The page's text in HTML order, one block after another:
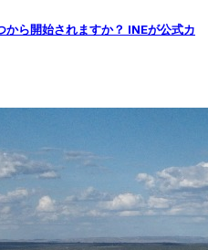
ら開始されますか？ INEが公式カ